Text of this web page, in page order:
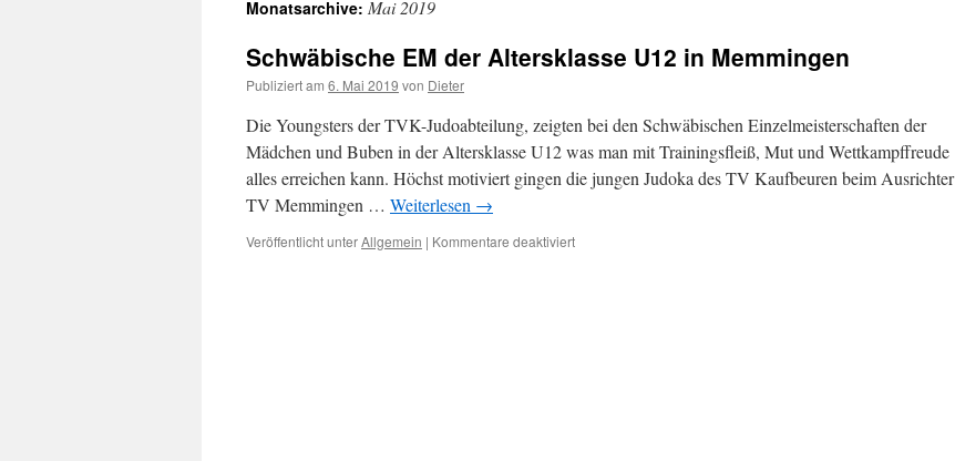
Inhalt
Monatsarchive: Mai 2019
Schwäbische EM der Altersklasse U12 in Memmingen
Publiziert am 6. Mai 2019 von Dieter
Die Youngsters der TVK-Judoabteilung, zeigten bei den Schwäbischen Einzelmeisterschaften der
Mädchen und Buben in der Altersklasse U12 was man mit Trainingsfleiß, Mut und Wettkampffreude
alles erreichen kann. Höchst motiviert gingen die jungen Judoka des TV Kaufbeuren beim Ausrichter
TV Memmingen … Weiterlesen →
Veröffentlicht unterAllgemein | Kommentare deaktiviertfür